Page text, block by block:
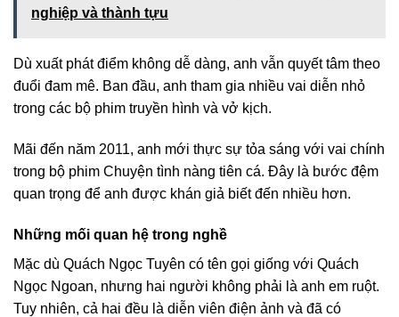
nghiệp và thành tựu
Dù xuất phát điểm không dễ dàng, anh vẫn quyết tâm theo
đuổi đam mê. Ban đầu, anh tham gia nhiều vai diễn nhỏ
trong các bộ phim truyền hình và vở kịch.
Mãi đến năm 2011, anh mới thực sự tỏa sáng với vai chính
trong bộ phim Chuyện tình nàng tiên cá. Đây là bước đệm
quan trọng để anh được khán giả biết đến nhiều hơn.
Những mối quan hệ trong nghề
Mặc dù Quách Ngọc Tuyên có tên gọi giống với Quách
Ngọc Ngoan, nhưng hai người không phải là anh em ruột.
Tuy nhiên, cả hai đều là diễn viên điện ảnh và đã có